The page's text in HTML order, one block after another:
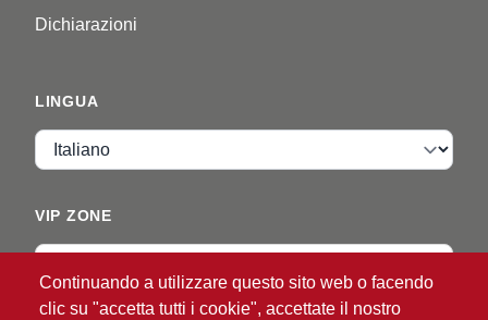
Dichiarazioni
Continuando a utilizzare questo sito web o facendo
clic su "accetta tutti i cookie", accettate il nostro
LINGUA
Lingua
VIP ZONE